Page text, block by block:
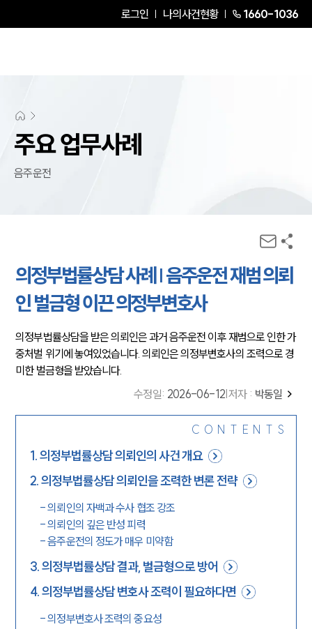
로그인 나의사건현황 1660-1036
주요 업무사례
음주운전
의정부법률상담 사례 | 음주운전 재범 의뢰
인 벌금형 이끈 의정부변호사
의정부법률상담을 받은 의뢰인은 과거 음주운전 이후 재범으로 인한 가
중처벌 위기에 놓여있었습니다. 의뢰인은 의정부변호사의 조력으로 경
미한 벌금형을 받았습니다.
수정일: 2026-06-12 저자 : 박동일
CONTENTS
1.의정부법률상담 의뢰인의 사건 개요
2.의정부법률상담 의뢰인을 조력한 변론 전략
-의뢰인의 자백과 수사 협조 강조
-의뢰인의 깊은 반성 피력
-음주운전의 정도가 매우 미약함
3.의정부법률상담 결과, 벌금형으로 방어
4.의정부법률상담 변호사 조력이 필요하다면
-의정부변호사 조력의 중요성